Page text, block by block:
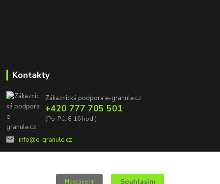
Kontakty
Zákaznická podpora e-granule.cz
+420 777 705 501
(Po-Pá, 8-16 hod.)
info@e-granule.cz
Nastavení Souhlasím